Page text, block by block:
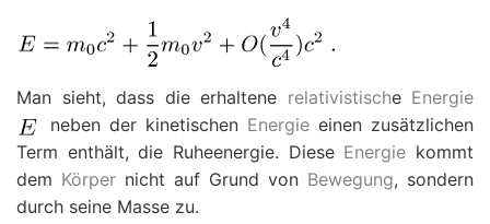
Man sieht, dass die erhaltene relativistische Energie
neben der kinetischen Energie einen zusätzlichen
Term enthält, die Ruheenergie. Diese Energie kommt
dem Körper nicht auf Grund von Bewegung, sondern
durch seine Masse zu.